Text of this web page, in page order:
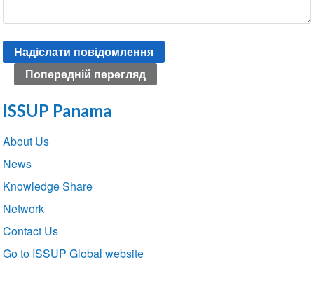
ISSUP Panama
Section
navigation
About Us
News
Knowledge Share
Network
Contact Us
Go to ISSUP Global website